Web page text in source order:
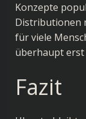
Konzepte
Distributionen
für viele
überhaupt
Fazit